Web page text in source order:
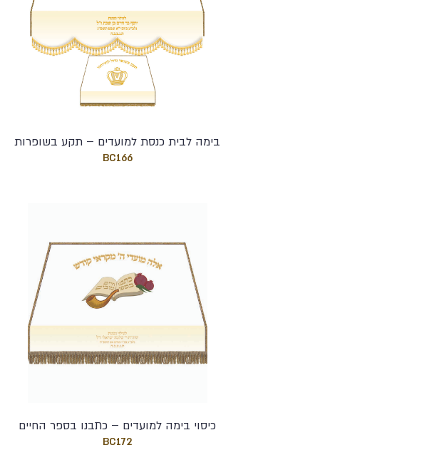
בימה לבית כנסת למועדים – תקע בשופרות
BC166
כיסוי בימה למועדים – כתבנו בספר החיים
BC172